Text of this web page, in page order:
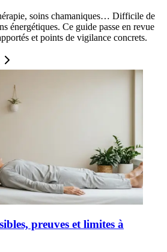
soins chamaniques… Difficile de
énergétiques. Ce guide passe en revue
et points de vigilance concrets.
preuves et limites à